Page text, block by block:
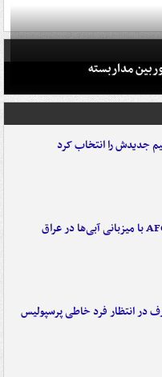
جدیدش را انتخاب کرد
در انتظار فرد خاطی پرسپولیس